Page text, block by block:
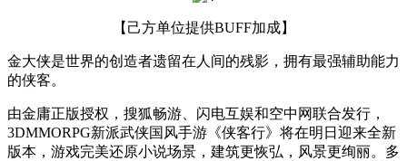
【己方单位提供BUFF加成】
金大侠是世界的创造者遗留在人间的残影，拥有最强辅助能力
的侠客。
由金庸正版授权，搜狐畅游、闪电互娱和空中网联合发行，
3DMMORPG新派武侠国风手游《侠客行》将在明日迎来全新
版本，游戏完美还原小说场景，建筑更恢弘，风景更绚丽。多